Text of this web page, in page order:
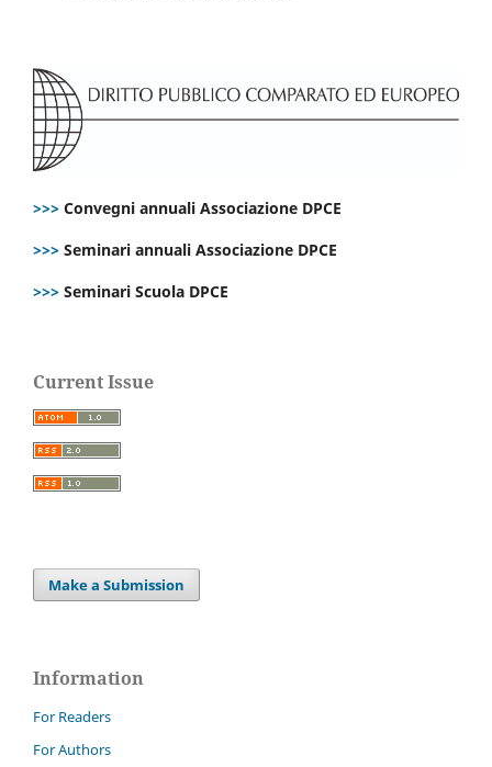
>>> Convegni annuali Associazione DPCE
>>> Seminari annuali Associazione DPCE
>>> Seminari Scuola DPCE
Current Issue
Make a Submission
Information
For Readers
For Authors